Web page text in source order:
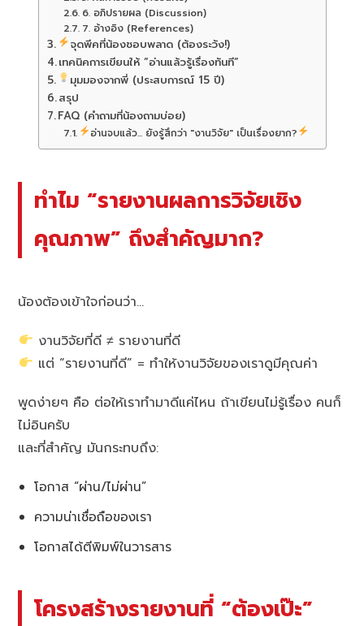
6. อภิปรายผล (Discussion)
7. อ้างอิง (References)
จุดพีคที่น้องชอบพลาด (ต้องระวัง!)
เทคนิคการเขียนให้ “อ่านแล้วรู้เรื่องทันที”
มุมมองจากพี่ (ประสบการณ์ 15 ปี)
สรุป
FAQ (คำถามที่น้องถามบ่อย)
อ่านจบแล้ว... ยังรู้สึกว่า "งานวิจัย" เป็นเรื่องยาก?
ทำไม “รายงานผลการวิจัยเชิง
คุณภาพ” ถึงสำคัญมาก?
น้องต้องเข้าใจก่อนว่า…
งานวิจัยที่ดี ≠ รายงานที่ดี
แต่ “รายงานที่ดี” = ทำให้งานวิจัยของเราดูมีคุณค่า
พูดง่ายๆ คือ ต่อให้เราทำมาดีแค่ไหน ถ้าเขียนไม่รู้เรื่อง คนก็
ไม่อินครับ
และที่สำคัญ มันกระทบถึง:
โอกาส “ผ่าน/ไม่ผ่าน”
ความน่าเชื่อถือของเรา
โอกาสได้ตีพิมพ์ในวารสาร
โครงสร้างรายงานที่ “ต้องเป๊ะ”